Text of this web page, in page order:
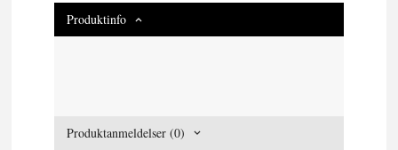
Produktinfo
Produktanmeldelser (0)